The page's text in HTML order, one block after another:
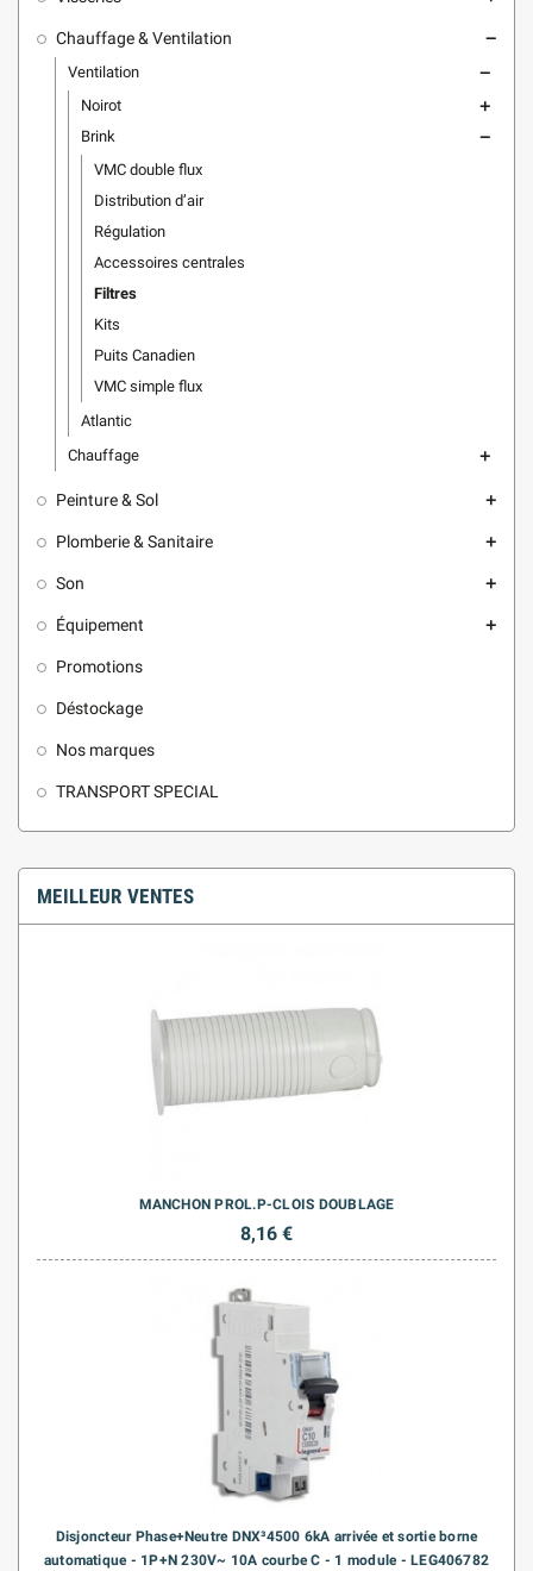
Chauffage & Ventilation remove
Ventilation remove
Noirot add
Brink remove
VMC double flux
Distribution d’air
Régulation
Accessoires centrales
Filtres
Kits
Puits Canadien
VMC simple flux
Atlantic
Chauffage
add
Peinture & Sol add
Plomberie & Sanitaire add
Son add
Équipement add
Promotions
Déstockage
Nos marques
TRANSPORT SPECIAL
MEILLEUR VENTES
MANCHON PROL.P-CLOIS DOUBLAGE
8,16 €
Disjoncteur Phase+Neutre DNX³4500 6kA arrivée et sortie borne
automatique - 1P+N 230V~ 10A courbe C - 1 module - LEG406782